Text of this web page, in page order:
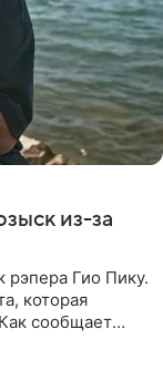
из-за
рэпера Гио Пику.
которая
сообщает